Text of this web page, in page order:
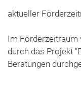
aktueller
Im Förderzeitraum
durch das Projekt
Beratungen